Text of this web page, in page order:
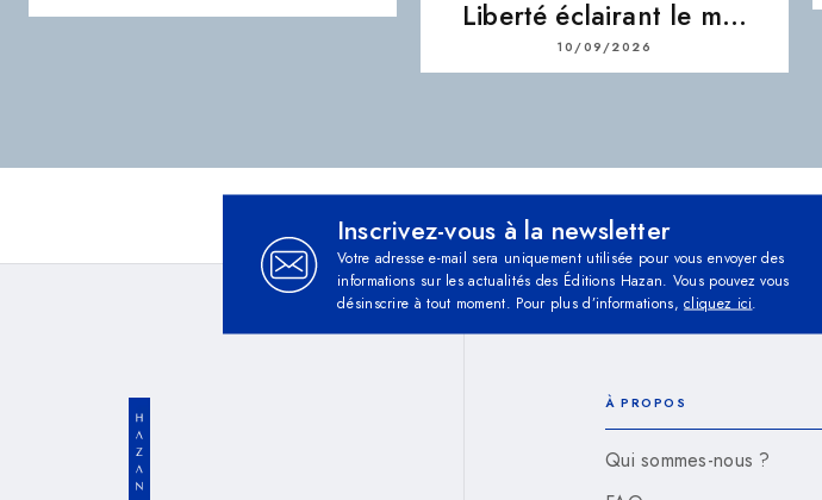
Liberté éclairant le m…
10/09/2026
Inscrivez-vous à la newsletter
Votre adresse e-mail sera uniquement utilisée pour vous envoyer des
informations sur les actualités des Éditions Hazan. Vous pouvez vous
désinscrire à tout moment. Pour plus d’informations,cliquez ici.
À PROPOS
Qui sommes-nous ?